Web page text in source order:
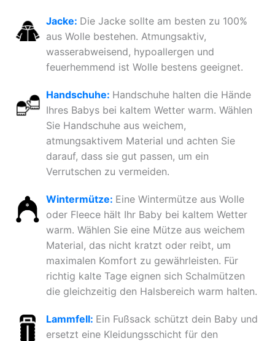
Jacke: Die Jacke sollte am besten zu 100%
aus Wolle bestehen. Atmungsaktiv,
wasserabweisend, hypoallergen und
feuerhemmend ist Wolle bestens geeignet.
Handschuhe: Handschuhe halten die Hände
Ihres Babys bei kaltem Wetter warm. Wählen
Sie Handschuhe aus weichem,
atmungsaktivem Material und achten Sie
darauf, dass sie gut passen, um ein
Verrutschen zu vermeiden.
Wintermütze: Eine Wintermütze aus Wolle
oder Fleece hält Ihr Baby bei kaltem Wetter
warm. Wählen Sie eine Mütze aus weichem
Material, das nicht kratzt oder reibt, um
maximalen Komfort zu gewährleisten. Für
richtig kalte Tage eignen sich Schalmützen
die gleichzeitig den Halsbereich warm halten.
Lammfell: Ein Fußsack schützt dein Baby und
ersetzt eine Kleidungsschicht für den